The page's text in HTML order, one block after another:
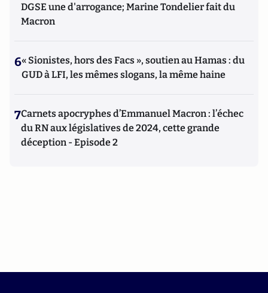
DGSE une d'arrogance; Marine Tondelier fait du
Macron
6« Sionistes, hors des Facs », soutien au Hamas : du
GUD à LFI, les mêmes slogans, la même haine
7Carnets apocryphes d’Emmanuel Macron : l’échec
du RN aux législatives de 2024, cette grande
déception - Episode 2